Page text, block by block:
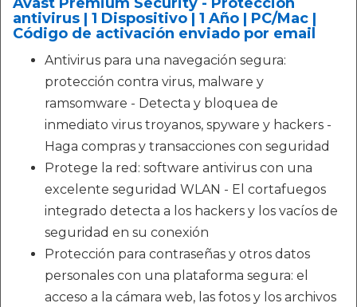
antivirus | 1 Dispositivo | 1 Año | PC/Mac |
Código de activación enviado por email
Antivirus para una navegación segura:
protección contra virus, malware y
ramsomware - Detecta y bloquea de
inmediato virus troyanos, spyware y hackers -
Haga compras y transacciones con seguridad
Protege la red: software antivirus con una
excelente seguridad WLAN - El cortafuegos
integrado detecta a los hackers y los vacíos de
seguridad en su conexión
Protección para contraseñas y otros datos
personales con una plataforma segura: el
acceso a la cámara web, las fotos y los archivos